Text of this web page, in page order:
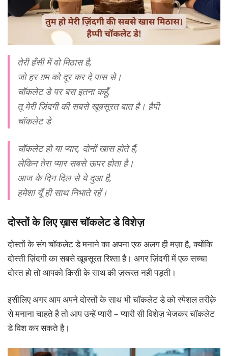
तेरी हँसी में वो मिठास है,
जो हर ग़म को दूर कर दे पास से।
चॉकलेट डे पर बस इतना कहूँ,
तू मेरी ज़िंदगी की सबसे खूबसूरत बात है। हैपी
चॉकलेट डे
चॉकलेट हो या प्यार, दोनों खास होते हैं,
लेकिन तेरा प्यार सबसे ऊपर होता है।
आज के दिन दिल से ये दुआ है,
हमेशा यूँ ही साथ निभाते रहें।
दोस्तों के लिए ख़ास चॉकलेट डे विशेज़
दोस्तों के संग चॉकलेट डे मनाने का अपना एक अलग ही मज़ा है, क्योंकि
दोस्ती ज़िंदगी का सबसे खूबसूरत रिश्ता है। अगर ज़िंदगी में एक सच्चा
दोस्त हो तो आपको किसी के साथ की ज़रूरत नही पड़ती।
इसीलिए अगर आप अपने दोस्तों के साथ भी चॉकलेट डे को स्पेशल तरीक़े
से मनाना चाहते है तो आप उन्हें प्यारी – प्यारी सी विशेज़ भेजकर चॉकलेट
डे विश कर सकते है।